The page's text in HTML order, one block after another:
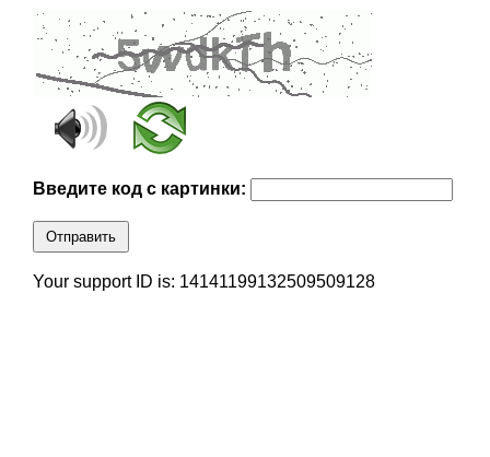
Введите код с картинки:
Отправить
Your support ID is: 14141199132509509128